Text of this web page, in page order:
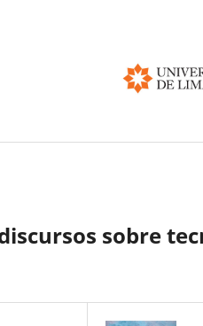
sobre